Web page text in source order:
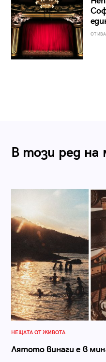
ОТ
В този ред на
НЕЩАТА ОТ ЖИВОТА
Лятото винаги е в